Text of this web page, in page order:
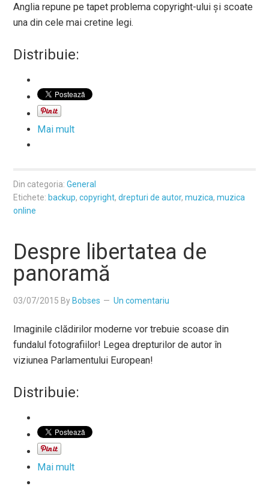
Anglia repune pe tapet problema copyright-ului și scoate
una din cele mai cretine legi.
Distribuie:
Mai mult
Din categoria:General
Etichete: backup,copyright,drepturi de autor,muzica,muzica
online
Despre libertatea de
panoramă
03/07/2015 By Bobses Un comentariu
Imaginile clădirilor moderne vor trebuie scoase din
fundalul fotografiilor! Legea drepturilor de autor în
viziunea Parlamentului European!
Distribuie:
Mai mult